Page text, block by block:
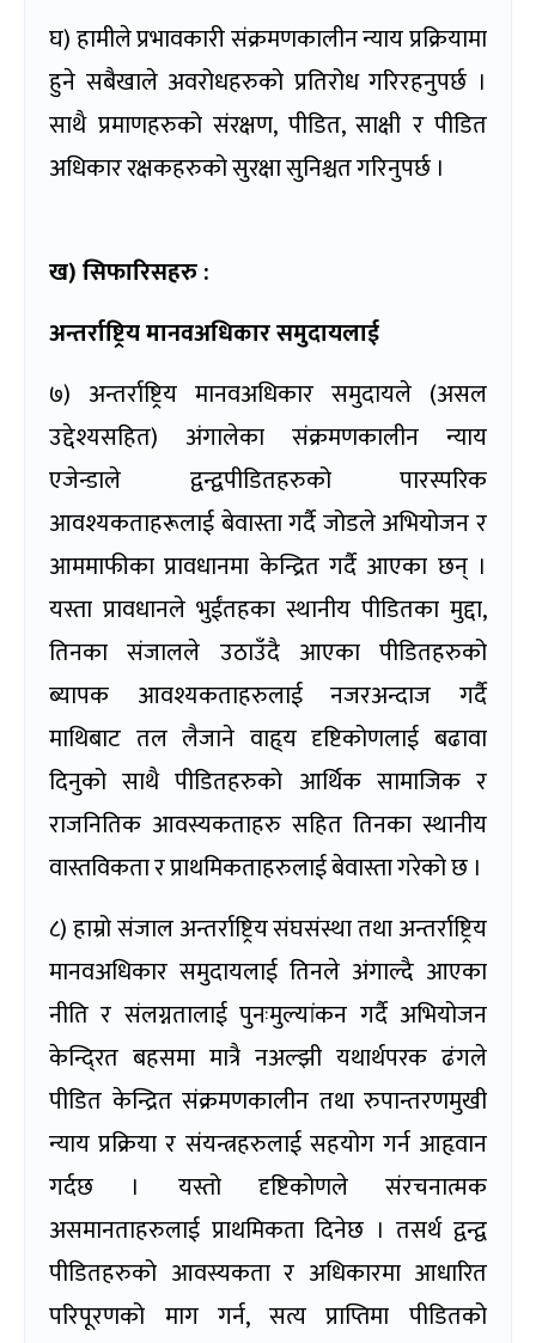
घ) हामीले प्रभावकारी संक्रमणकालीन न्याय प्रक्रियामा
हुने सबैखाले अवरोधहरुको प्रतिरोध गरिरहनुपर्छ ।
साथै प्रमाणहरुको संरक्षण, पीडित, साक्षी र पीडित
अधिकार रक्षकहरुको सुरक्षा सुनिश्चत गरिनुपर्छ ।
ख) सिफारिसहरु:
अन्तर्राष्ट्रिय मानवअधिकार समुदायलाई
७) अन्तर्राष्ट्रिय मानवअधिकार समुदायले (असल
उद्देश्यसहित) अंगालेका संक्रमणकालीन न्याय
एजेन्डाले द्वन्द्वपीडितहरुको पारस्परिक
आवश्यकताहरूलाई बेवास्ता गर्दै जोडले अभियोजन र
आममाफीका प्रावधानमा केन्द्रित गर्दै आएका छन् ।
यस्ता प्रावधानले भुईंतहका स्थानीय पीडितका मुद्दा,
तिनका संजालले उठाउँदै आएका पीडितहरुको
ब्यापक आवश्यकताहरुलाई नजरअन्दाज गर्दै
माथिबाट तल लैजाने वाहृ्य दृष्टिकोणलाई बढावा
दिनुको साथै पीडितहरुको आर्थिक सामाजिक र
राजनितिक आवस्यकताहरु सहित तिनका स्थानीय
वास्तविकता र प्राथमिकताहरुलाई बेवास्ता गरेको छ ।
८) हाम्रो संजाल अन्तर्राष्ट्रिय संघसंस्था तथा अन्तर्राष्ट्रिय
मानवअधिकार समुदायलाई तिनले अंगाल्दै आएका
नीति र संलग्नतालाई पुनःमुल्यांकन गर्दै अभियोजन
केन्दि्रत बहसमा मात्रै नअल्झी यथार्थपरक ढंगले
पीडित केन्द्रित संक्रमणकालीन तथा रुपान्तरणमुखी
न्याय प्रक्रिया र संयन्त्रहरुलाई सहयोग गर्न आहृवान
गर्दछ । यस्तो दृष्टिकोणले संरचनात्मक
असमानताहरुलाई प्राथमिकता दिनेछ । तसर्थ द्वन्द्व
पीडितहरुको आवस्यकता र अधिकारमा आधारित
परिपूरणको माग गर्न, सत्य प्राप्तिमा पीडितको